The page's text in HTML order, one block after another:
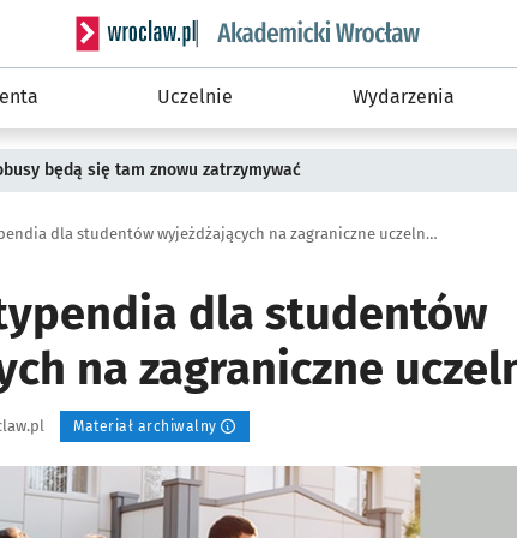
Serwis informacyjny wroclaw.pl podserwis:
Uczelnie Wydarzenia
będą się tam znowu zatrzymywać
Przyznano stypendia dla studentów wyjeżdżających na zagraniczne uczelnie
dla studentów
na zagraniczne
Materiał archiwalny